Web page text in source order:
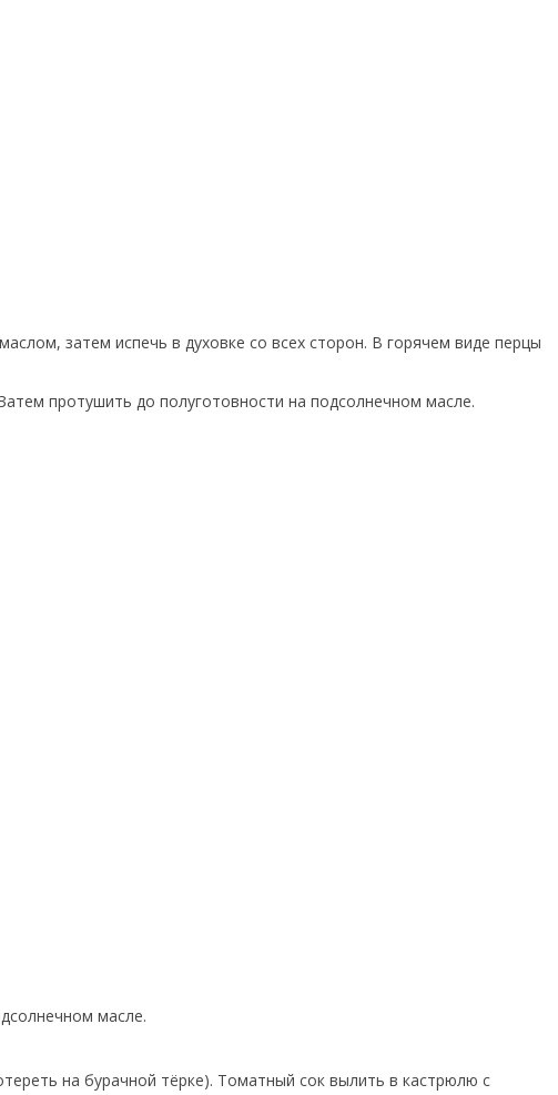
затем испечь в духовке со всех сторон. В горячем виде перцы
протушить до полуготовности на подсолнечном масле.
масле.
на бурачной тёрке). Томатный сок вылить в кастрюлю с